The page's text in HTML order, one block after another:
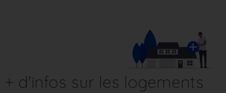
+ d'infos sur les logements